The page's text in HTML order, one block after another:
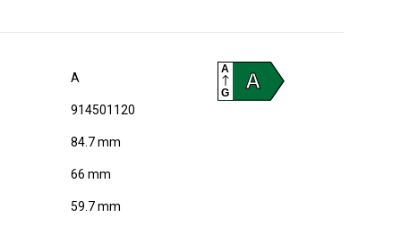
A
914501120
84.7 mm
66 mm
59.7 mm
A
A
G